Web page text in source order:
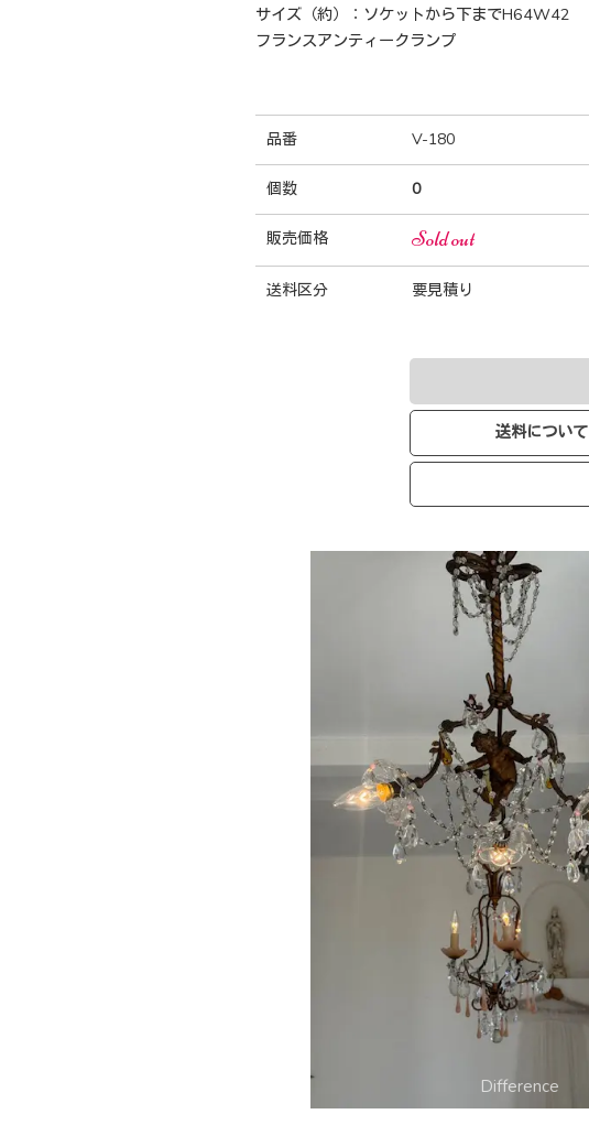
サイズ（約）：ソケットから下までH64W42
フランスアンティークランプ
品番 V-180
個数 0
販売価格 Sold out
送料区分 要見積り
送料について